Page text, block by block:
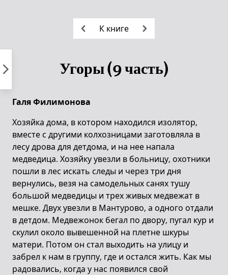
К книге
Угоры (9 часть)
Галя Филимонова
Хозяйка дома, в котором находился изолятор,
вместе с другими колхозницами заготовляла в
лесу дрова для детдома, и на нее напала
медведица. Хозяйку увезли в больницу, охотники
пошли в лес искать следы и через три дня
вернулись, везя на самодельных санях тушу
большой медведицы и трех живых медвежат в
мешке. Двух увезли в Мантурово, а одного отдали
в детдом. Медвежонок бегал по двору, пугал кур и
скулил около вывешенной на плетне шкуры
матери. Потом он стал выходить на улицу и
забрел к нам в группу, где и остался жить. Как мы
радовались, когда у нас появился свой